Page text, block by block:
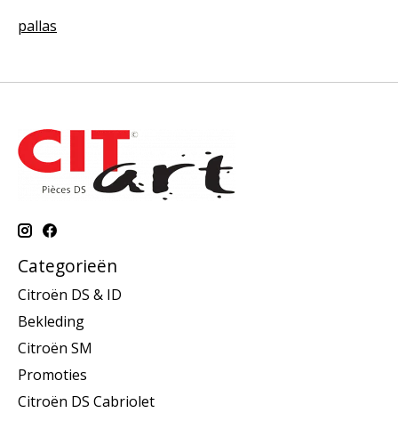
pallas
Categorieën
Citroën DS & ID
Bekleding
Citroën SM
Promoties
Citroën DS Cabriolet